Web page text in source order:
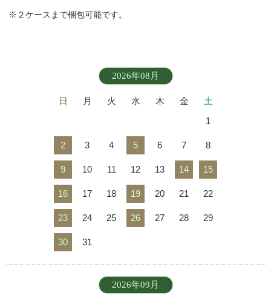
※２ケースまで梱包可能です。
2026年08月
日 月 火 水 木 金
土
1
2 3 4 5 6 7 8
9 10 11 12 13 14 15
16 17 18 19 20 21 22
23 24 25 26 27 28 29
30 31
2026年09月